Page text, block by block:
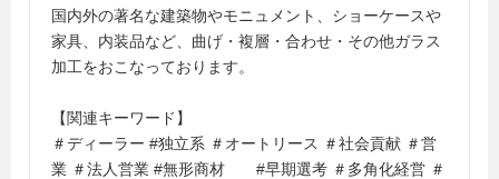
国内外の著名な建築物やモニュメント、ショーケースや
家具、内装品など、曲げ・複層・合わせ・その他ガラス
加工をおこなっております。
【関連キーワード】
＃ディーラー #独立系 ＃オートリース ＃社会貢献 ＃営
業 ＃法人営業 #無形商材 #早期選考 ＃多角化経営 ＃